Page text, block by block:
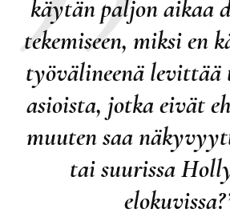
käytän paljon aikaa
tekemiseen, miksi en
työvälineenä
asioista, jotka eivät
muuten saa
tai suurissa